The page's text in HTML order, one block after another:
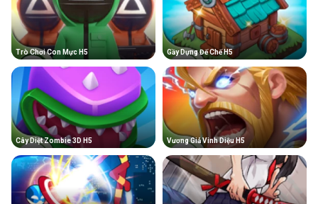
Trò Chơi Con Mực H5 Gầy Dựng Đế Chế H5
Cây Diệt Zombie 3D H5 Vương Giả Vinh Diệu H5